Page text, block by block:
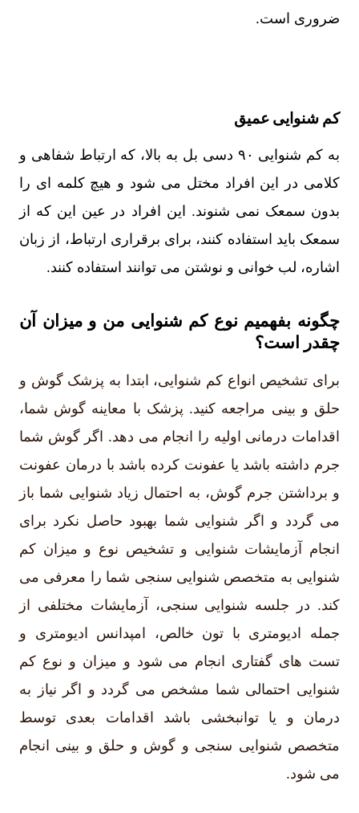
ضروری است.
کم شنوایی عمیق
به کم شنوایی ۹۰ دسی بل به بالا، که ارتباط شفاهی و
کلامی در این افراد مختل می شود و هیچ کلمه ای را
بدون سمعک نمی شنوند. این افراد در عین این که از
سمعک باید استفاده کنند، برای برقراری ارتباط، از زبان
اشاره، لب خوانی و نوشتن می توانند استفاده کنند.
چگونه بفهمیم نوع کم شنوایی من و میزان آن
چقدر است؟
برای تشخیص انواع کم شنوایی، ابتدا به پزشک گوش و
حلق و بینی مراجعه کنید. پزشک با معاینه گوش شما،
اقدامات درمانی اولیه را انجام می دهد. اگر گوش شما
جرم داشته باشد یا عفونت کرده باشد با درمان عفونت
و برداشتن جرم گوش، به احتمال زیاد شنوایی شما باز
می گردد و اگر شنوایی شما بهبود حاصل نکرد برای
انجام آزمایشات شنوایی و تشخیص نوع و میزان کم
شنوایی به متخصص شنوایی سنجی شما را معرفی می
کند. در جلسه شنوایی سنجی، آزمایشات مختلفی از
جمله ادیومتری با تون خالص، امپدانس ادیومتری و
تست های گفتاری انجام می شود و میزان و نوع کم
شنوایی احتمالی شما مشخص می گردد و اگر نیاز به
درمان و یا توانبخشی باشد اقدامات بعدی توسط
متخصص شنوایی سنجی و گوش و حلق و بینی انجام
می شود.